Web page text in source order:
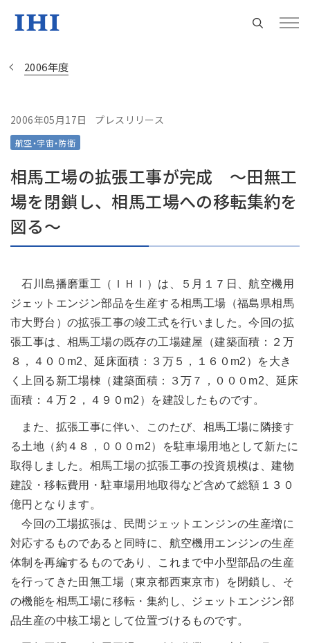
現在は日本サイトをご利用中です
地域統括拠点ウェブサイト
米州 (English)
アジア大洋州 (English)
その他
海外事務所
海外現地法人/合弁会社
2006年度
2006年05月17日 プレスリリース
航空・宇宙・防衛
相馬工場の拡張工事が完成 ～田無工
場を閉鎖し、相馬工場への移転集約を
図る～
石川島播磨重工（ＩＨＩ）は、５月１７日、航空機用
ジェットエンジン部品を生産する相馬工場（福島県相馬
市大野台）の拡張工事の竣工式を行いました。今回の拡
張工事は、相馬工場の既存の工場建屋（建築面積：２万
８，４００m2、延床面積：３万５，１６０m2）を大き
く上回る新工場棟（建築面積：３万７，０００m2、延床
面積：４万２，４９０m2）を建設したものです。
また、拡張工事に伴い、このたび、相馬工場に隣接す
る土地（約４８，０００m2）を駐車場用地として新たに
取得しました。相馬工場の拡張工事の投資規模は、建物
建設・移転費用・駐車場用地取得など含めて総額１３０
億円となります。
今回の工場拡張は、民間ジェットエンジンの生産増に
対応するものであると同時に、航空機用エンジンの生産
体制を再編するものであり、これまで中小型部品の生産
を行ってきた田無工場（東京都西東京市）を閉鎖し、そ
の機能を相馬工場に移転・集約し、ジェットエンジン部
品生産の中核工場として位置づけるものです。